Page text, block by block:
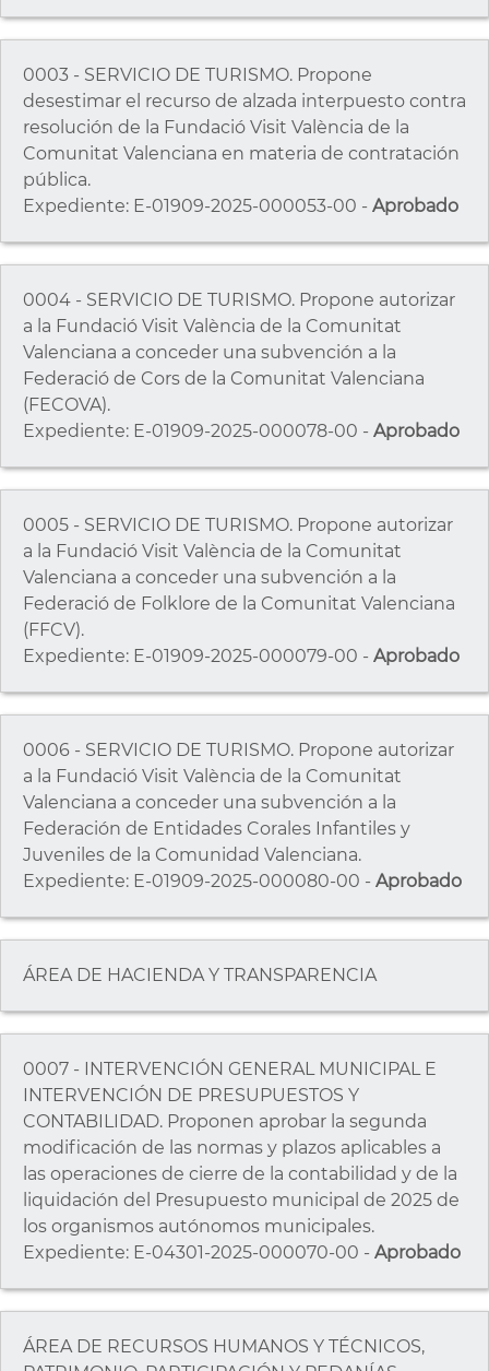
0003 - SERVICIO DE TURISMO. Propone
desestimar el recurso de alzada interpuesto contra
resolución de la Fundació Visit València de la
Comunitat Valenciana en materia de contratación
pública.
Expediente: E-01909-2025-000053-00 - Aprobado
0004 - SERVICIO DE TURISMO. Propone autorizar
a la Fundació Visit València de la Comunitat
Valenciana a conceder una subvención a la
Federació de Cors de la Comunitat Valenciana
(FECOVA).
Expediente: E-01909-2025-000078-00 - Aprobado
0005 - SERVICIO DE TURISMO. Propone autorizar
a la Fundació Visit València de la Comunitat
Valenciana a conceder una subvención a la
Federació de Folklore de la Comunitat Valenciana
(FFCV).
Expediente: E-01909-2025-000079-00 - Aprobado
0006 - SERVICIO DE TURISMO. Propone autorizar
a la Fundació Visit València de la Comunitat
Valenciana a conceder una subvención a la
Federación de Entidades Corales Infantiles y
Juveniles de la Comunidad Valenciana.
Expediente: E-01909-2025-000080-00 - Aprobado
ÁREA DE HACIENDA Y TRANSPARENCIA
0007 - INTERVENCIÓN GENERAL MUNICIPAL E
INTERVENCIÓN DE PRESUPUESTOS Y
CONTABILIDAD. Proponen aprobar la segunda
modificación de las normas y plazos aplicables a
las operaciones de cierre de la contabilidad y de la
liquidación del Presupuesto municipal de 2025 de
los organismos autónomos municipales.
Expediente: E-04301-2025-000070-00 - Aprobado
ÁREA DE RECURSOS HUMANOS Y TÉCNICOS,